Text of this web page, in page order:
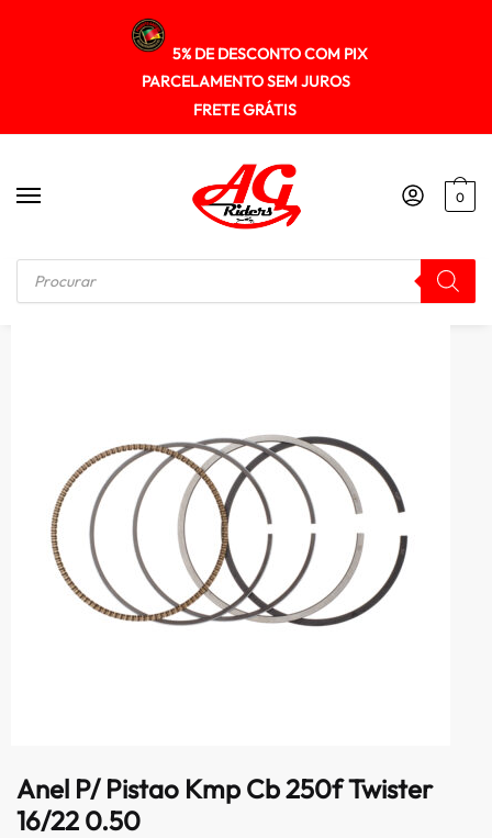
5% DE DESCONTO COM PIX
PARCELAMENTO SEM JUROS
FRETE GRÁTIS
0
Início / MOTOR
Anel P/ Pistao Kmp Cb 250f Twister
16/22 0.50